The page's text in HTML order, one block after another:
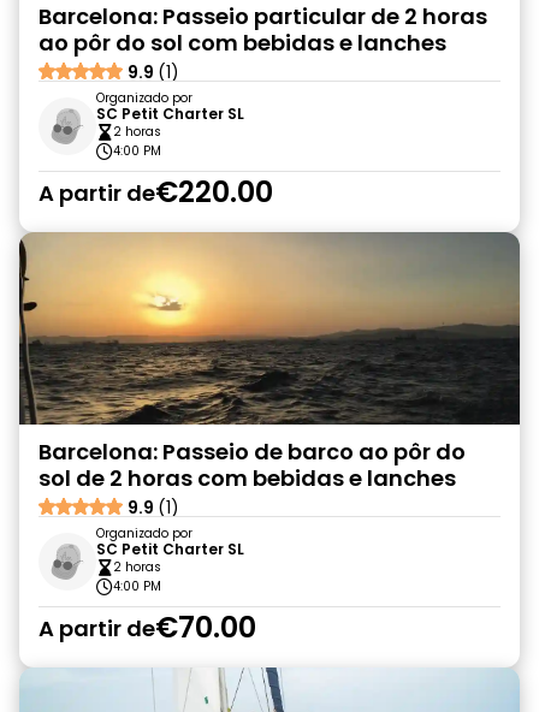
Barcelona: Passeio particular de 2 horas
ao pôr do sol com bebidas e lanches
9.9 (1)
Organizado por
SC Petit Charter SL
2 horas
4:00 PM
A partir de€220.00
Barcelona: Passeio de barco ao pôr do
sol de 2 horas com bebidas e lanches
9.9 (1)
Organizado por
SC Petit Charter SL
2 horas
4:00 PM
A partir de€70.00